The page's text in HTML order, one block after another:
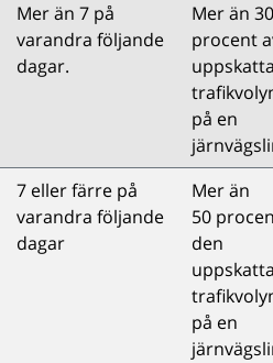
Mer än 7 på
varandra följande
dagar.
Mer än 30
procent
på en
7 eller färre på
varandra följande
dagar
Mer än
50
den
på en